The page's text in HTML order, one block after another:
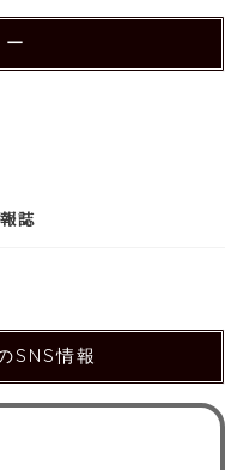
誌
情報